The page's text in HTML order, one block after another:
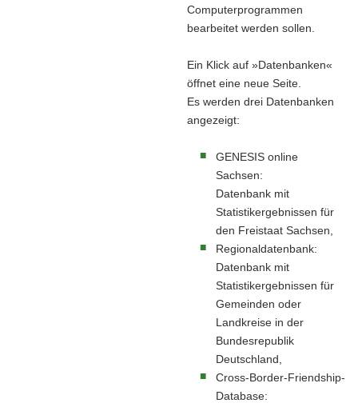
Computerprogrammen
bearbeitet werden sollen.
Ein Klick auf »Datenbanken«
öffnet eine neue Seite.
Es werden drei Datenbanken
angezeigt:
GENESIS online
Sachsen:
Datenbank mit
Statistikergebnissen für
den Freistaat Sachsen,
Regionaldatenbank:
Datenbank mit
Statistikergebnissen für
Gemeinden oder
Landkreise in der
Bundesrepublik
Deutschland,
Cross-Border-Friendship-
Database: